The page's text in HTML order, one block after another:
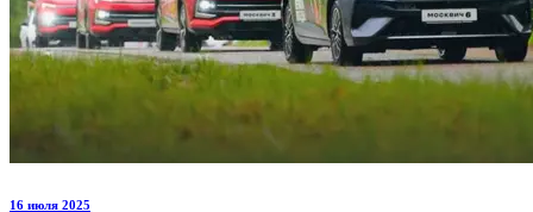
16 июля 2025